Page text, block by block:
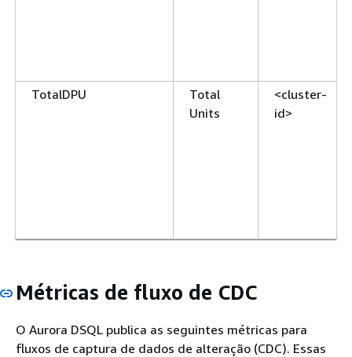
TotalDPU
Total
Units
<cluster-
id>
Métricas de fluxo de CDC
O Aurora DSQL publica as seguintes métricas para
fluxos de captura de dados de alteração (CDC). Essas